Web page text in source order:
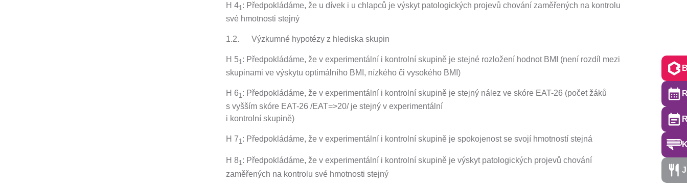
H 41 : Předpokládáme, že u dívek i u chlapců je výskyt patologických projevů chování zaměřených na kontrolu
své hmotnosti stejný
1.2. Výzkumné hypotézy z hlediska skupin
H 51: Předpokládáme, že v experimentální i kontrolní skupině je stejné rozložení hodnot BMI (není rozdíl mezi
skupinami ve výskytu optimálního BMI, nízkého či vysokého BMI)
H 61: Předpokládáme, že v experimentální i kontrolní skupině je stejný nález ve skóre EAT-26 (počet žáků
s vyšším skóre EAT-26 /EAT=>20/ je stejný v experimentální
i kontrolní skupině)
H 71: Předpokládáme, že v experimentální i kontrolní skupině je spokojenost se svojí hmotností stejná
H 81: Předpokládáme, že v experimentální i kontrolní skupině je výskyt patologických projevů chování
zaměřených na kontrolu své hmotnosti stejný